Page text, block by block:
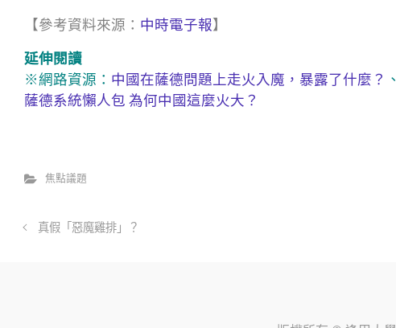
【參考資料來源： 中時電子報】
延伸閱讀
※網路資源： 中國在薩德問題上走火入魔，暴露了什麼？ 、
薩德系統懶人包 為何中國這麼火大？
焦點議題
真假「惡魔雞排」？